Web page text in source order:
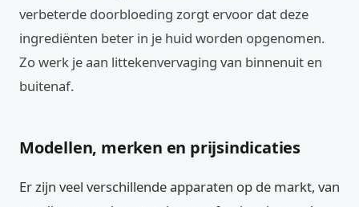
verbeterde doorbloeding zorgt ervoor dat deze
ingrediënten beter in je huid worden opgenomen.
Zo werk je aan littekenvervaging van binnenuit en
buitenaf.
Modellen, merken en prijsindicaties
Er zijn veel verschillende apparaten op de markt, van